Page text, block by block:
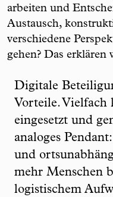
arbeiten und
Austausch,
verschiedene
gehen? Das erklären
Digitale
Vorteile. Vielfach
eingesetzt und
analoges
und
mehr Menschen
logistischem